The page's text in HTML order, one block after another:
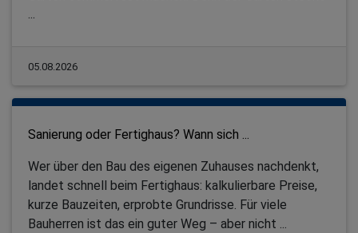
...
05.08.2026
Sanierung oder Fertighaus? Wann sich ...
Wer über den Bau des eigenen Zuhauses nachdenkt,
landet schnell beim Fertighaus: kalkulierbare Preise,
kurze Bauzeiten, erprobte Grundrisse. Für viele
Bauherren ist das ein guter Weg – aber nicht ...